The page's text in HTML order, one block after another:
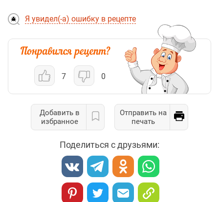
Я увидел(-а) ошибку в рецепте
7 0
Добавить в
избранное
Отправить на
печать
Поделиться с друзьями: